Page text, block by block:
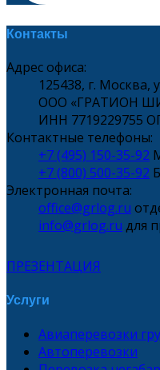
Контакты
Адрес офиса:
125438, г. Москва,
ООО «ГРАТИОН
ИНН 7719229755
Контактные телефоны:
+7 (495) 150-35-92
+7 (800) 500-35-92
Электронная почта:
office@grlog.ru
info@grlog.ru для
ПРЕЗЕНТАЦИЯ
Услуги
Авиаперевозки
Автоперевозки